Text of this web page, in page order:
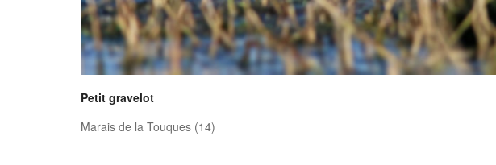
Petit gravelot
Marais de la Touques (14)